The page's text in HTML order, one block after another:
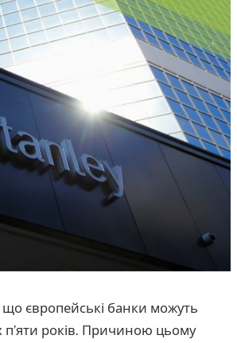
європейські банки можуть
п’яти років. Причиною цьому